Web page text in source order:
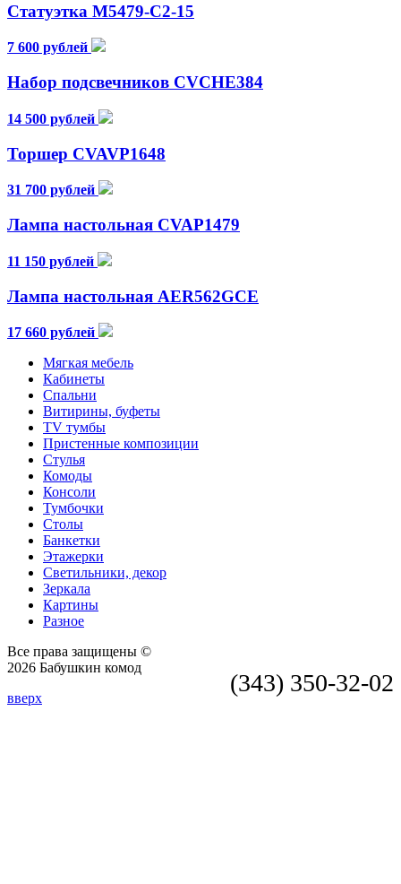
Статуэтка М5479-С2-15
7 600 рублей
Набор подсвечников CVCHE384
14 500 рублей
Торшер CVAVP1648
31 700 рублей
Лампа настольная CVAP1479
11 150 рублей
Лампа настольная AER562GCE
17 660 рублей
Мягкая мебель
Кабинеты
Спальни
Витирины, буфеты
TV тумбы
Пристенные композиции
Стулья
Комоды
Консоли
Тумбочки
Столы
Банкетки
Этажерки
Светильники, декор
Зеркала
Картины
Разное
(343) 350-32-02
Все права защищены ©
2026 Бабушкин комод
вверх